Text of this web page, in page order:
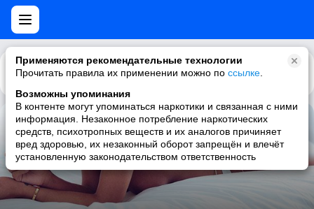
Применяются рекомендательные технологии
Прочитать правила их применении можно по ссылке
Возможны упоминания
В контенте могут упоминаться наркотики и связанная с ними
информация. Незаконное потребление наркотических
средств, психотропных веществ и их аналогов причиняет
вред здоровью, их незаконный оборот запрещён и влечёт
установленную законодательством ответственность
Каталог Рекомендации
King
Niykee Heaton